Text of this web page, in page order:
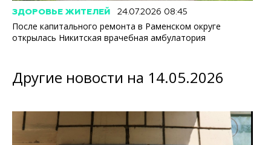
ЗДОРОВЬЕ ЖИТЕЛЕЙ 24.07.2026 08:45
После капитального ремонта в Раменском округе
открылась Никитская врачебная амбулатория
Другие новости на 14.05.2026